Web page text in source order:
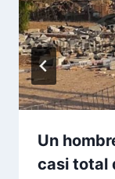
Un
casi total